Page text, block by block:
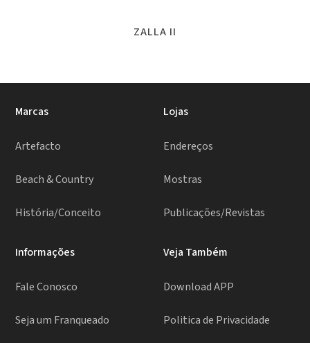
ZALLA II
Marcas
Artefacto
Beach & Country
História/Conceito
Lojas
Endereços
Mostras
Publicações/Revistas
Informações
Fale Conosco
Seja um Franqueado
Veja Também
Download APP
Politica de Privacidade